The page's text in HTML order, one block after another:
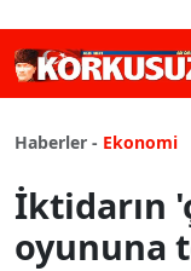
Haberler - Ekonomi
İktidarın
oyununa